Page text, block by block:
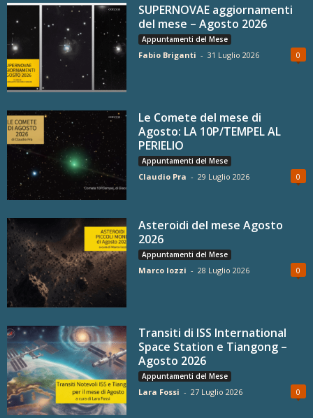
SUPERNOVAE aggiornamenti
del mese – Agosto 2026
Appuntamenti del Mese
Fabio Briganti - 31 Luglio 2026 0
Le Comete del mese di
Agosto: LA 10P/TEMPEL AL
PERIELIO
Appuntamenti del Mese
Claudio Pra - 29 Luglio 2026 0
Asteroidi del mese Agosto
2026
Appuntamenti del Mese
Marco Iozzi - 28 Luglio 2026 0
Transiti di ISS International
Space Station e Tiangong –
Agosto 2026
Appuntamenti del Mese
Lara Fossi - 27 Luglio 2026 0